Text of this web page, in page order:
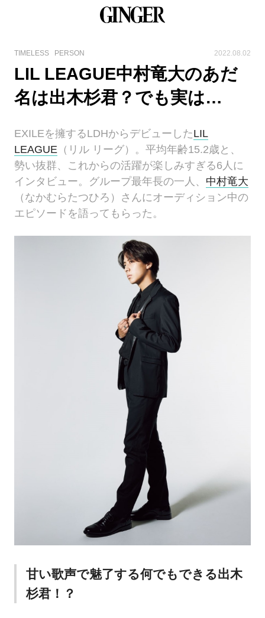
TIMELESS PERSON 2022.08.02
LIL LEAGUE中村竜大のあだ
名は出木杉君？でも実は…
EXILEを擁するLDHからデビューしたLIL
LEAGUE （リル リーグ）。平均年齢15.2歳と、
勢い抜群、これからの活躍が楽しみすぎる6人に
インタビュー。グループ最年長の一人、 中村竜大
（なかむらたつひろ）さんにオーディション中の
エピソードを語ってもらった。
甘い歌声で魅了する何でもできる出木
杉君！？